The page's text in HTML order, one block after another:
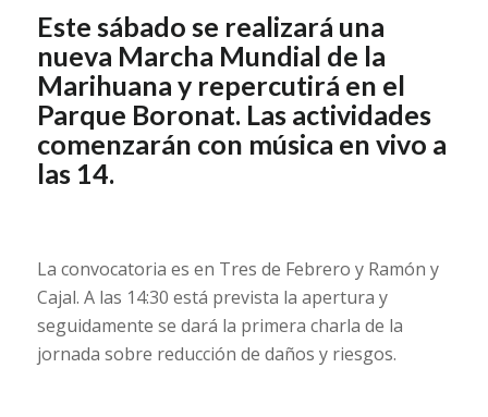
Este sábado se realizará una
nueva Marcha Mundial de la
Marihuana y repercutirá en el
Parque Boronat. Las actividades
comenzarán con música en vivo a
las 14.
La convocatoria es en Tres de Febrero y Ramón y
Cajal. A las 14:30 está prevista la apertura y
seguidamente se dará la primera charla de la
jornada sobre reducción de daños y riesgos.